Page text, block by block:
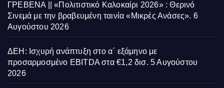
ΓΡΕΒΕΝΑ || «Πολιτιστικό Καλοκαίρι 2026» : Θερινό
Σινεμά με την βραβευμένη ταινία «Μικρές Ανάσες». 6
Αυγούστου 2026
ΔΕΗ: Ισχυρή ανάπτυξη στο α΄ εξάμηνο με
προσαρμοσμένο EBITDA στα €1,2 δισ. 5 Αυγούστου
2026